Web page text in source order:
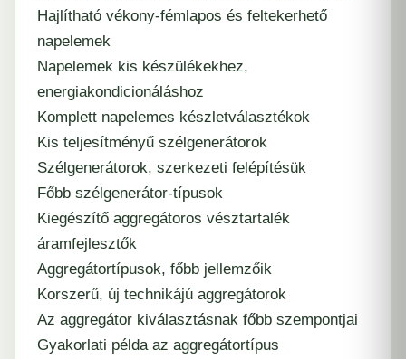
Hajlítható vékony-fémlapos és feltekerhető
napelemek
Napelemek kis készülékekhez,
energiakondicionáláshoz
Komplett napelemes készletválasztékok
Kis teljesítményű szélgenerátorok
Szélgenerátorok, szerkezeti felépítésük
Főbb szélgenerátor-típusok
Kiegészítő aggregátoros vésztartalék
áramfejlesztők
Aggregátortípusok, főbb jellemzőik
Korszerű, új technikájú aggregátorok
Az aggregátor kiválasztásnak főbb szempontjai
Gyakorlati példa az aggregátortípus